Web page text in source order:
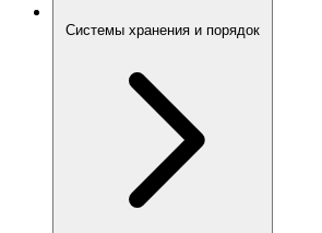
Системы хранения и порядок